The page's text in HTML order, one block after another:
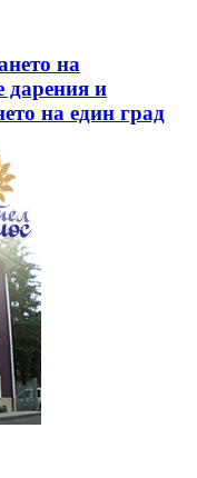
на
дарения и
на един град